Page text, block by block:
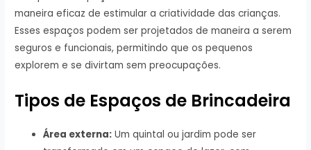
maneira eficaz de estimular a criatividade das crianças.
Esses espaços podem ser projetados de maneira a serem
seguros e funcionais, permitindo que os pequenos
explorem e se divirtam sem preocupações.
Tipos de Espaços de Brincadeira
Área externa: Um quintal ou jardim pode ser